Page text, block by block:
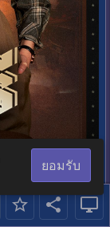
3
ยอมรับ